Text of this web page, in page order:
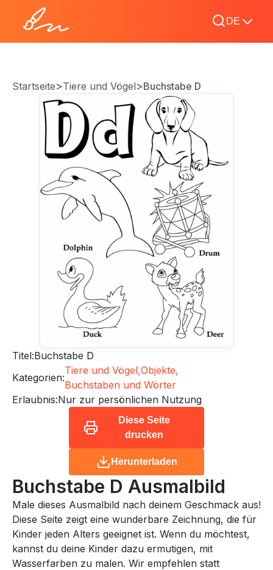
DE
Startseite>Tiere und Vögel>Buchstabe D
Titel:Buchstabe D
Kategorien:
Tiere und Vögel,Objekte,
Buchstaben und Wörter
Erlaubnis:Nur zur persönlichen Nutzung
Diese Seite
drucken
Herunterladen
Buchstabe D Ausmalbild
Male dieses Ausmalbild nach deinem Geschmack aus!
Diese Seite zeigt eine wunderbare Zeichnung, die für
Kinder jeden Alters geeignet ist. Wenn du möchtest,
kannst du deine Kinder dazu ermutigen, mit
Wasserfarben zu malen. Wir empfehlen statt